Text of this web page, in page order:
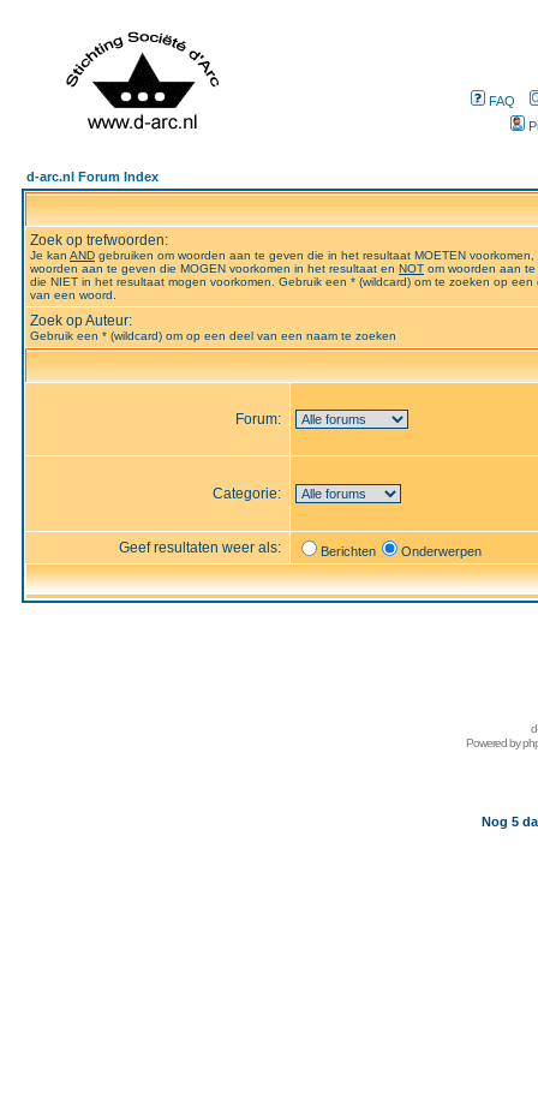
FAQ
d-arc.nl Forum Index
Zoek op trefwoorden:
Je kan AND gebruiken om woorden aan te geven die in het resultaat MOETEN voorkomen,
woorden aan te geven die MOGEN voorkomen in het resultaat en NOT om woorden aan
die NIET in het resultaat mogen voorkomen. Gebruik een * (wildcard) om te zoeken op een
van een woord.
Zoek op Auteur:
Gebruik een * (wildcard) om op een deel van een naam te zoeken
Forum:
Categorie:
Geef resultaten weer als: Berichten Onderwerpen
Powered by
Nog 5